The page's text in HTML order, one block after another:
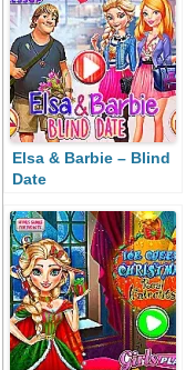
Elsa & Barbie – Blind
Date